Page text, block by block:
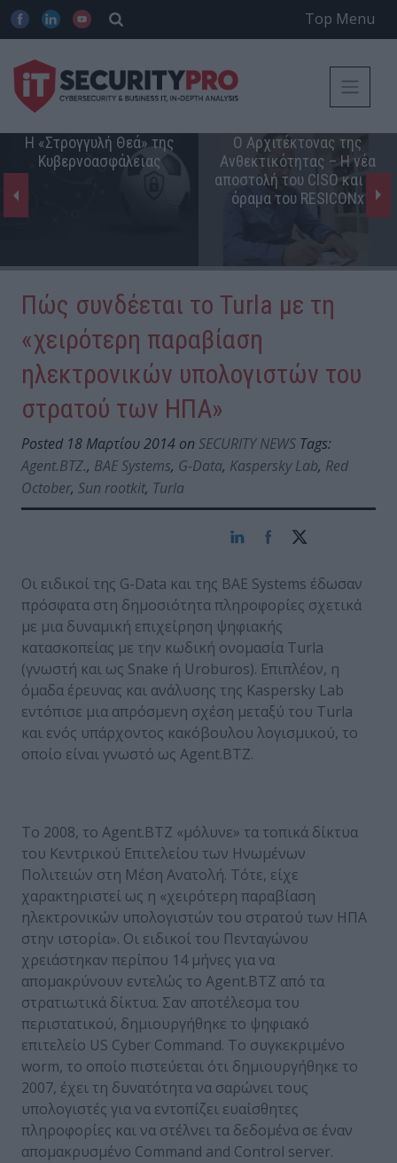
Top Menu
Η «Στρογγυλή Θεά» της
Κυβερνοασφάλειας
Ο Αρχιτέκτονας της
Ανθεκτικότητας – Η νέα
αποστολή του CISO και το
όραμα του RESICONx
Πώς συνδέεται το Turla με τη
«χειρότερη παραβίαση
ηλεκτρονικών υπολογιστών του
στρατού των ΗΠΑ»
Posted 18 Μαρτίου 2014 on SECURITY NEWS Tags:
Agent.BTZ., BAE Systems, G-Data, Kaspersky Lab, Red
October, Sun rootkit, Turla
Οι ειδικοί της G-Data και της BAE Systems έδωσαν
πρόσφατα στη δημοσιότητα πληροφορίες σχετικά
με μια δυναμική επιχείρηση ψηφιακής
κατασκοπείας με την κωδική ονομασία Turla
(γνωστή και ως Snake ή Uroburos). Επιπλέον, η
όμαδα έρευνας και ανάλυσης της Kaspersky Lab
εντόπισε μια απρόσμενη σχέση μεταξύ του Turla
και ενός υπάρχοντος κακόβουλου λογισμικού, το
οποίο είναι γνωστό ως Agent.BTZ.
Το 2008, το Agent.BTZ «μόλυνε» τα τοπικά δίκτυα
του Κεντρικού Επιτελείου των Ηνωμένων
Πολιτειών στη Μέση Ανατολή. Τότε, είχε
χαρακτηριστεί ως η «χειρότερη παραβίαση
ηλεκτρονικών υπολογιστών του στρατού των ΗΠΑ
στην ιστορία». Οι ειδικοί του Πενταγώνου
χρειάστηκαν περίπου 14 μήνες για να
απομακρύνουν εντελώς το Agent.BTZ από τα
στρατιωτικά δίκτυα. Σαν αποτέλεσμα του
περιστατικού, δημιουργήθηκε το ψηφιακό
επιτελείο US Cyber Command. Το συγκεκριμένο
worm, το οποίο πιστεύεται ότι δημιουργήθηκε το
2007, έχει τη δυνατότητα να σαρώνει τους
υπολογιστές για να εντοπίζει ευαίσθητες
πληροφορίες και να στέλνει τα δεδομένα σε έναν
απομακρυσμένο Command and Control server.